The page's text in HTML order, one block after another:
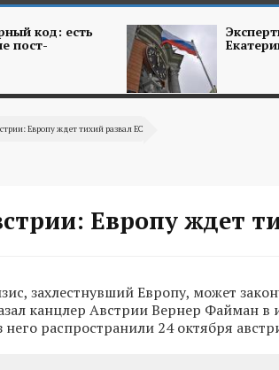
код: есть
пост-
Европу ждет тихий развал ЕС
Европу ждет
захлестнувший Европу, может
канцлер Австрии Вернер Файман в
распространили 24 октября